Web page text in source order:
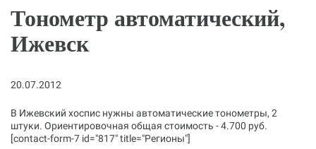
Тонометр автоматический,
Ижевск
20.07.2012
В Ижевский хоспис нужны автоматические тонометры, 2
штуки. Ориентировочная общая стоимость - 4.700 руб.
[contact-form-7 id="817" title="Регионы"]